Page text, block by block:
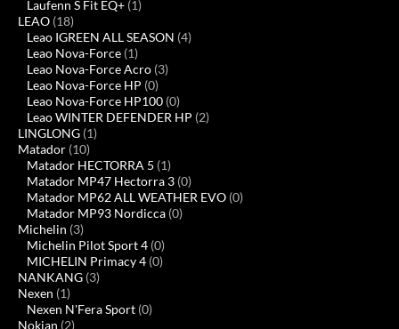
Laufenn S Fit EQ+ (1)
LEAO (18)
Leao IGREEN ALL SEASON (4)
Leao Nova-Force (1)
Leao Nova-Force Acro (3)
Leao Nova-Force HP (0)
Leao Nova-Force HP100 (0)
Leao WINTER DEFENDER HP (2)
LINGLONG (1)
Matador (10)
Matador HECTORRA 5 (1)
Matador MP47 Hectorra 3 (0)
Matador MP62 ALL WEATHER EVO (0)
Matador MP93 Nordicca (0)
Michelin (3)
Michelin Pilot Sport 4 (0)
MICHELIN Primacy 4 (0)
NANKANG (3)
Nexen (1)
Nexen N'Fera Sport (0)
Nokian (2)